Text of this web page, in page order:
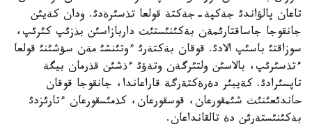
تاعان پالؤاندئ جةكپة-جةكتة قولعا تذسئرةدئ. ودان كةيئن
جانقوجا جاساقتارئمةن بةكئنئستئث داربازاسئن بذزئپ كئرئپ،
سوزاقتئ باسئپ الادئ. قوقان بةكتةرئ ءوتئنشئ مةن سؤشئنئ قولعا
ءتذسئرئپ، بالاسئن ولتئرگةن وتةؤئ ءذشئن قذرمان بيگة
تاپسئرادئ. كةيبئر دةرةكتةرگة قاراعاندا، جانقوجا قوقان
حاندئعئنئث شئمقورعان، قوسقورعان، كذمئسقورعان ءتارئزدئ
بةكئنئستةرئن دة تالقانداعان.